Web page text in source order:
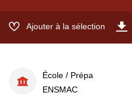
Ajouter à la sélection
École / Prépa
ENSMAC